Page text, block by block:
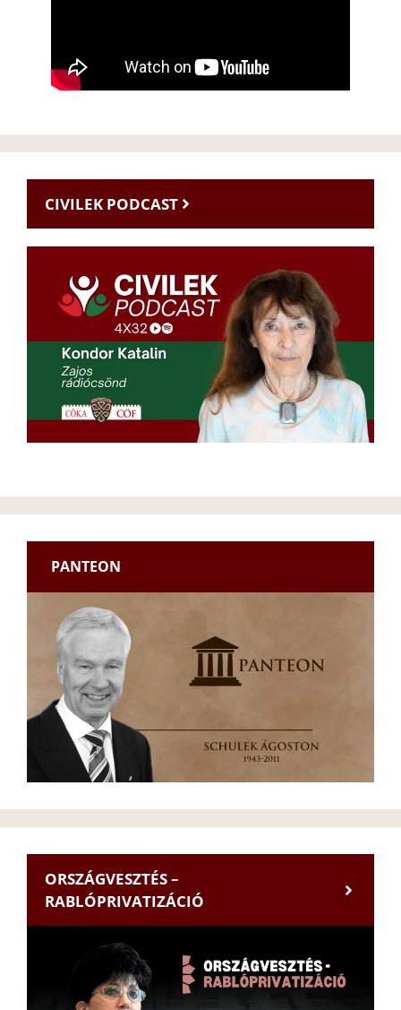
CIVILEK PODCAST
PANTEON
ORSZÁGVESZTÉS –
RABLÓPRIVATIZÁCIÓ